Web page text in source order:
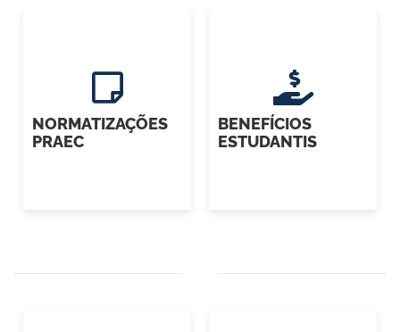
NORMATIZAÇÕES
PRAEC
BENEFÍCIOS
ESTUDANTIS